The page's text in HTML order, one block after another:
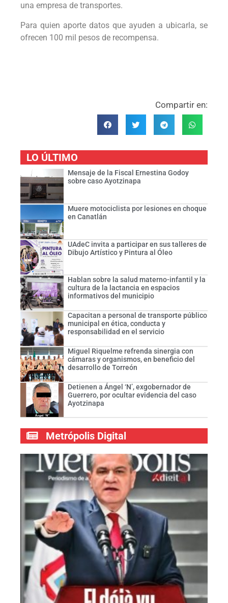
una empresa de transportes.
Para quien aporte datos que ayuden a ubicarla, se
ofrecen 100 mil pesos de recompensa.
Compartir en:
LO ÚLTIMO
Mensaje de la Fiscal Ernestina Godoy
sobre caso Ayotzinapa
Muere motociclista por lesiones en choque
en Canatlán
UAdeC invita a participar en sus talleres de
Dibujo Artístico y Pintura al Óleo
Hablan sobre la salud materno-infantil y la
cultura de la lactancia en espacios
informativos del municipio
Capacitan a personal de transporte público
municipal en ética, conducta y
responsabilidad en el servicio
Miguel Riquelme refrenda sinergia con
cámaras y organismos, en beneficio del
desarrollo de Torreón
Detienen a Ángel ‘N’, exgobernador de
Guerrero, por ocultar evidencia del caso
Ayotzinapa
Metrópolis Digital